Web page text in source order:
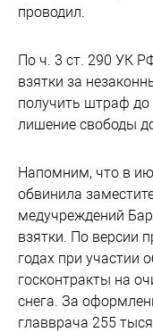
проводил.
По ч. 3 ст. 290 УК
взятки за
получить штраф до
лишение свободы
Напомним, что в
обвинила
медучреждений
взятки. По версии
годах при участии
госконтракты на
снега. За
главврача 255